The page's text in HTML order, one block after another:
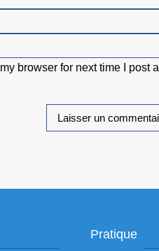
browser for next time I post a
Pratique